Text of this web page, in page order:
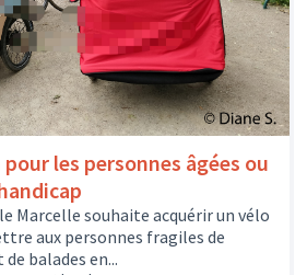
les personnes âgées ou
Marcelle souhaite acquérir un vélo
aux personnes fragiles de
balades en...